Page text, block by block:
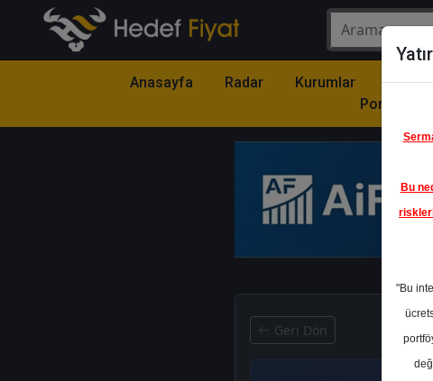
Anasayfa Radar Kurumlar
Model
Portföy
Geri Dön
Bu
"Bu